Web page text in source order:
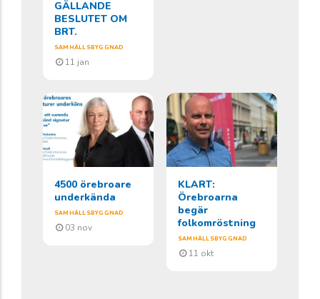
GÄLLANDE
BESLUTET OM
BRT.
SAMHÄLLSBYGGNAD
11 jan
4500 örebroare
underkända
SAMHÄLLSBYGGNAD
03 nov
KLART:
Örebroarna
begär
folkomröstning
SAMHÄLLSBYGGNAD
11 okt